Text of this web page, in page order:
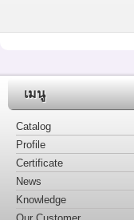
เมนู
Catalog
Profile
Certificate
News
Knowledge